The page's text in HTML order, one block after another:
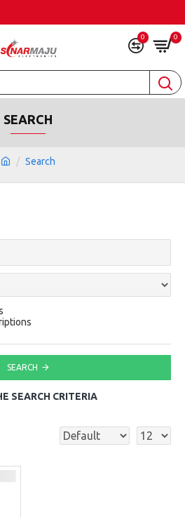
0 0
Search
SEARCH
SEARCH
SEARCH CRITERIA